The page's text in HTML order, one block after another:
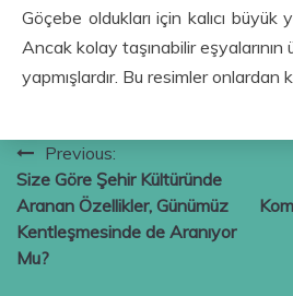
Göçebe oldukları için kalıcı büyük
Ancak kolay taşınabilir
yapmışlardır. Bu resimler onlardan
Yazı
gezinmesi
Previous:
Size Göre Şehir Kültüründe
Aranan Özellikler, Günümüz
Kentleşmesinde de Aranıyor
Mu?